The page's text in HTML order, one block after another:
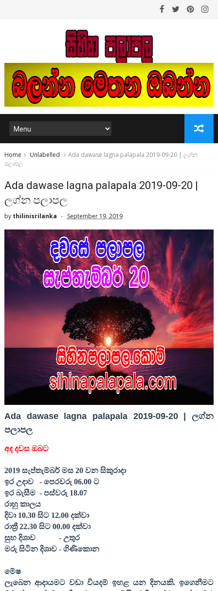
Home Unlabelled
Ada dawase lagna palapala 2019-09-20 | ලග්න
පලාපල
Ada dawase lagna palapala 2019-09-20 |
ලග්න පලාපල
by thilinisrilanka September 19, 2019
Ada dawase lagna palapala 2019-09-20 | ලග්න
පලාපල
අද දවස ඔබට
2019සැප්තැම්බර් මස 20වන සිකුරාදා
ඉර උදාව
- පෙරවරු 06.00 ට
ඉර බැසීම - පස්වරු 18.07
රාහු කාලය
දිවා 10.30 සිට 12.00 දක්වා
රාත්‍රී 22.30 සිට 00.00 දක්වා
සුභ දිශාව
- උතුර
මරු සිටින දිශාව - ගිණිකොන
මේෂ
ලැබෙන ආදායමට වඩා වියදම් ඉහළ යන දිනයකි. ඉගෙනීමට